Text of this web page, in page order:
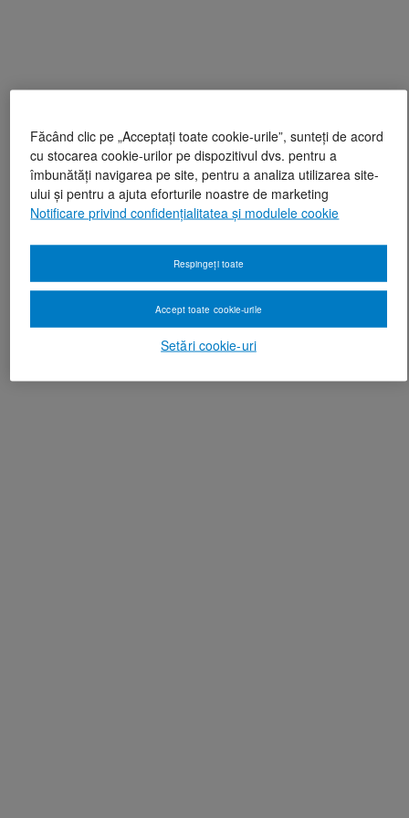
Făcând clic pe „Acceptați toate cookie-urile”, sunteți de acord
cu stocarea cookie-urilor pe dispozitivul dvs. pentru a
îmbunătăți navigarea pe site, pentru a analiza utilizarea site-
ului și pentru a ajuta eforturile noastre de marketing
Notificare privind confidențialitatea și modulele cookie
Setări cookie-uri
Respingeți toate
Accept toate cookie-urile